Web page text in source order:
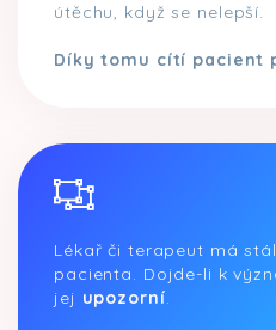
útěchu, když se nelepší.
Díky tomu cítí pacient
Lékař či terapeut má
pacienta. Dojde-li k
jej upozorní.